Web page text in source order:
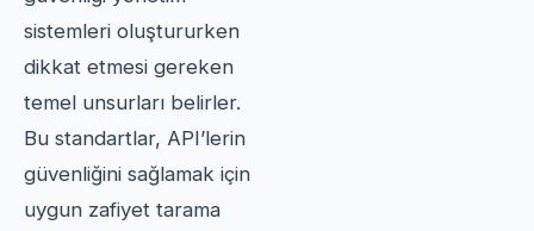
sistemleri oluştururken
dikkat etmesi gereken
temel unsurları belirler.
Bu standartlar, API’lerin
güvenliğini sağlamak için
uygun zafiyet tarama